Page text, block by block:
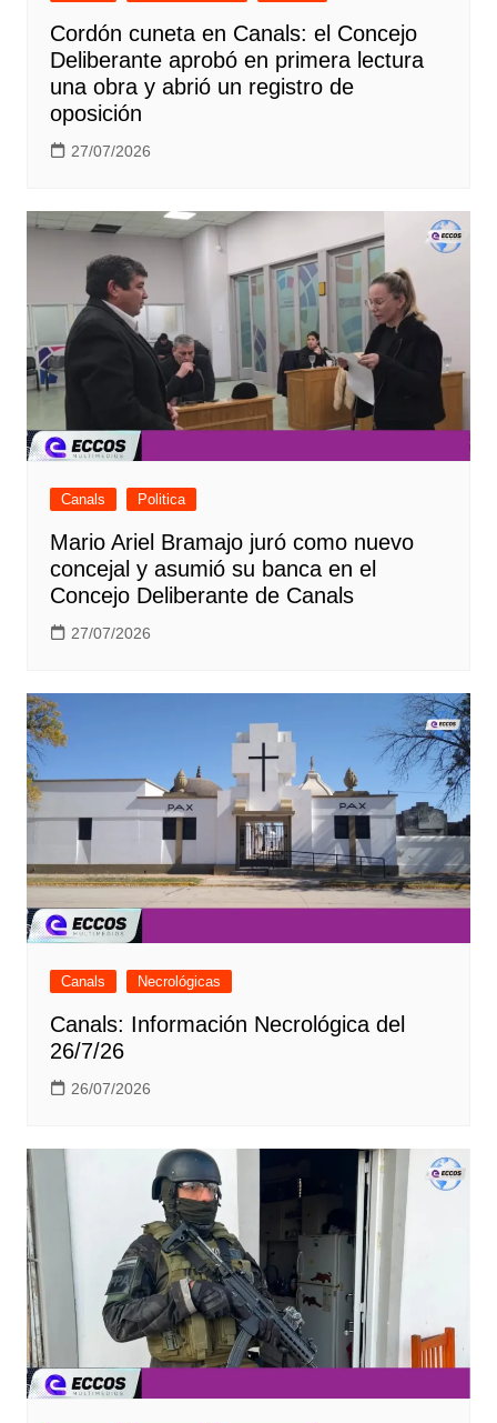
Cordón cuneta en Canals: el Concejo
Deliberante aprobó en primera lectura
una obra y abrió un registro de
oposición
27/07/2026
Canals Politica
Mario Ariel Bramajo juró como nuevo
concejal y asumió su banca en el
Concejo Deliberante de Canals
27/07/2026
Canals Necrológicas
Canals: Información Necrológica del
26/7/26
26/07/2026